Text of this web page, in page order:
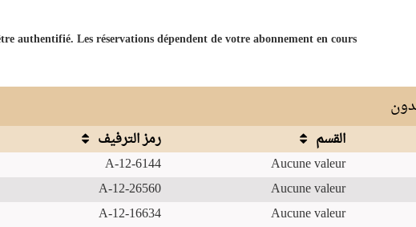
authentifié. Les réservations dépendent de votre abonnement en cours.
القسم رمز الترفيف
Aucune valeur
A-12-6144
Aucune valeur
A-12-26560
Aucune valeur
A-12-16634